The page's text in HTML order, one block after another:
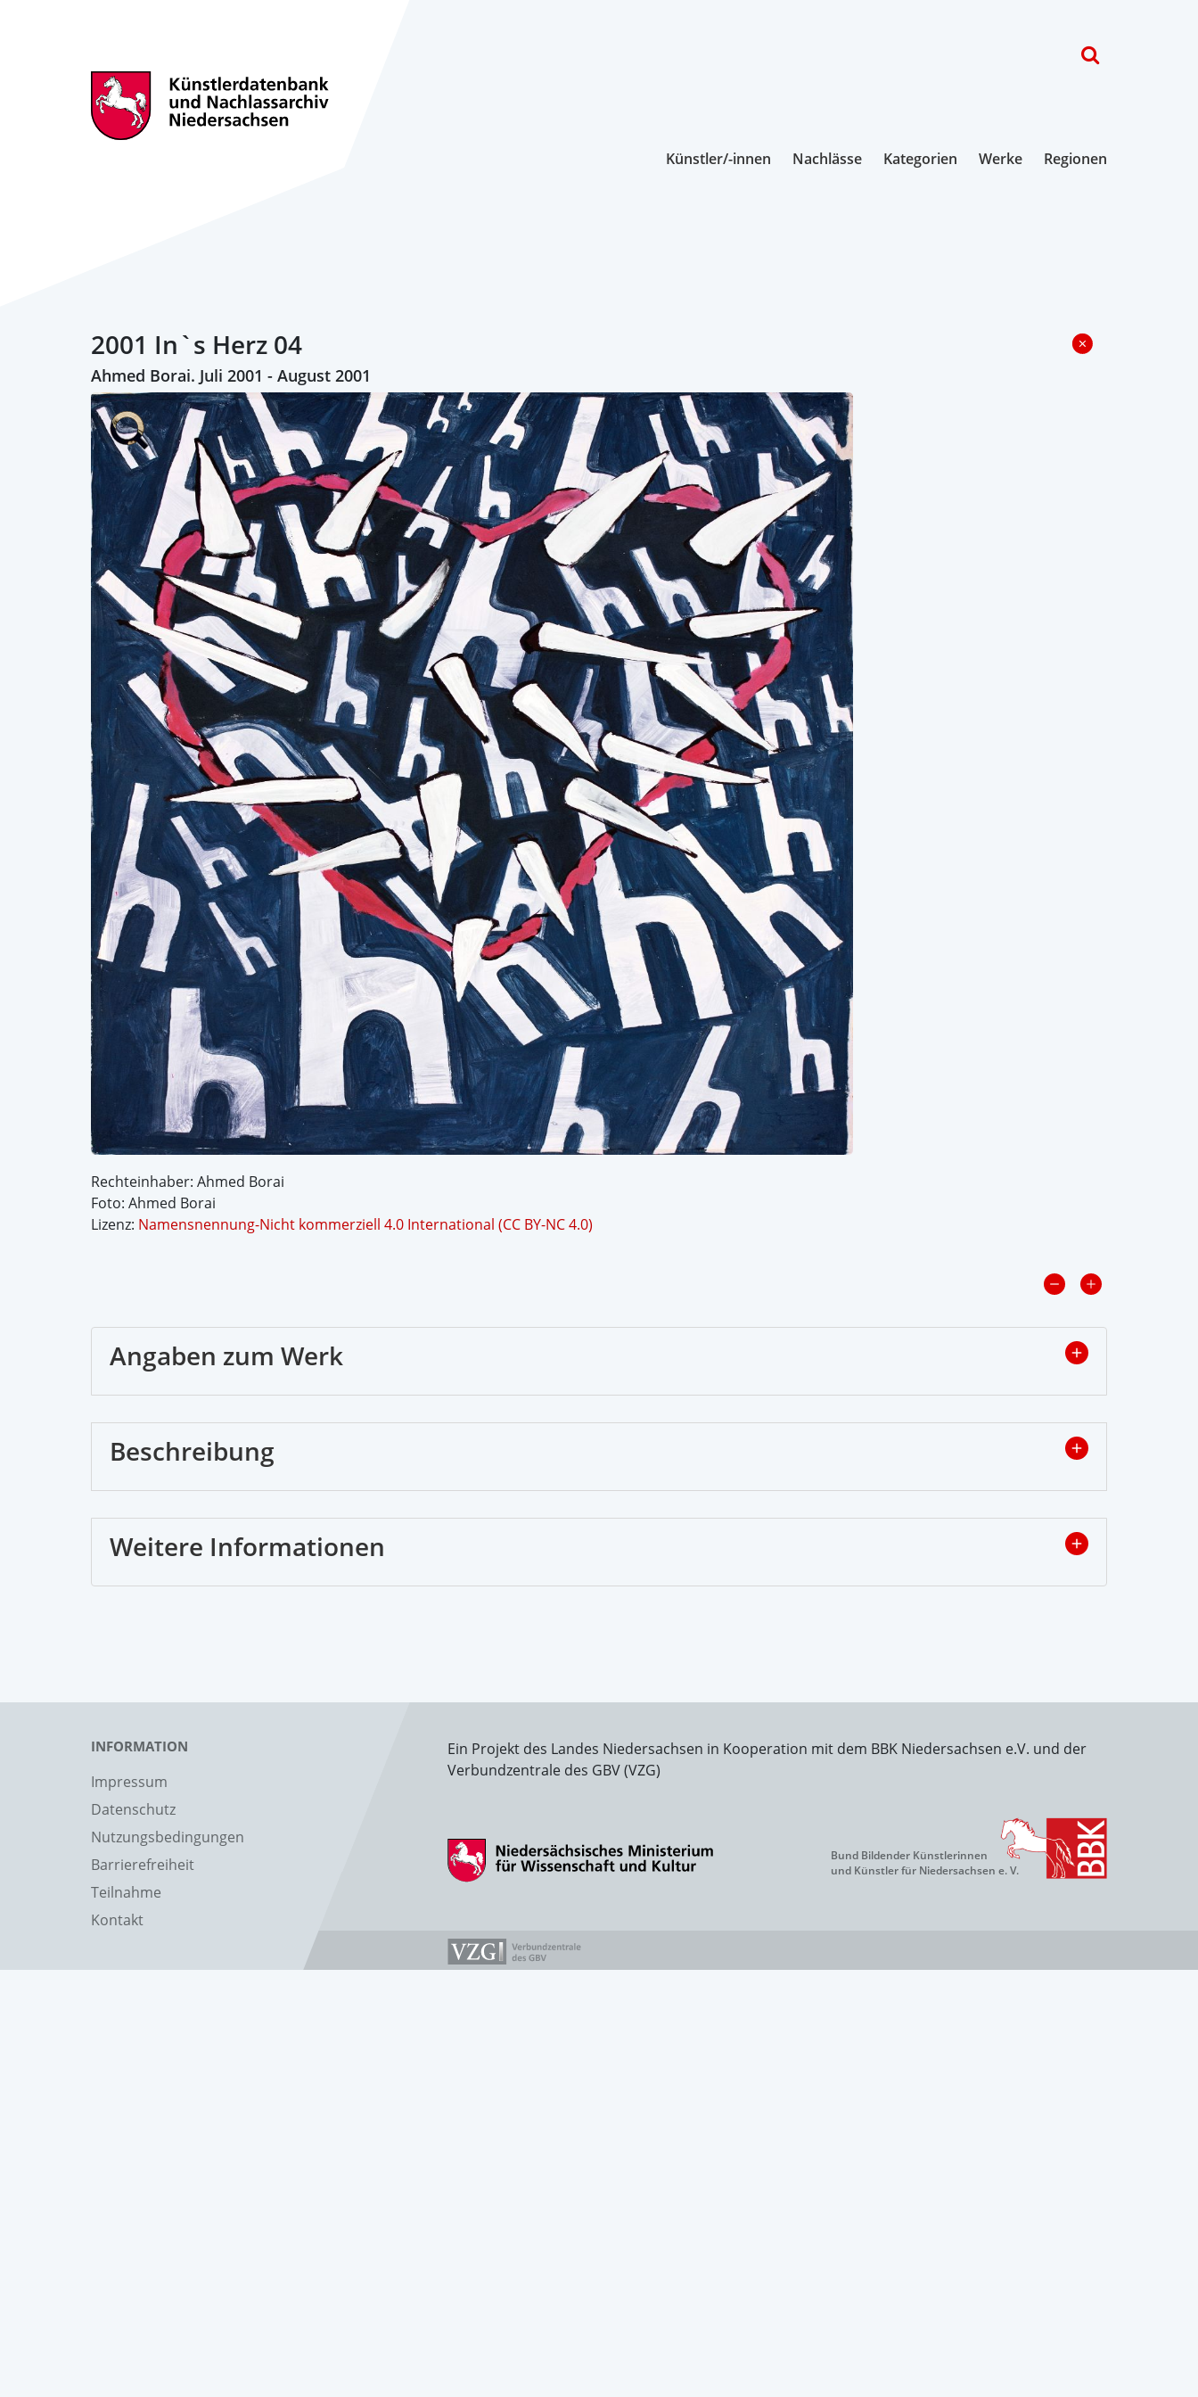
Künstler/-innen Nachlässe Kategorien Werke Regionen
2001 In`s Herz 04
Ahmed Borai. Juli 2001 - August 2001
Rechteinhaber: Ahmed Borai
Foto: Ahmed Borai
Lizenz: Namensnennung-Nicht kommerziell 4.0 International (CC BY-NC 4.0)
Angaben zum Werk
Beschreibung
Weitere Informationen
INFORMATION
Impressum
Datenschutz
Nutzungsbedingungen
Barrierefreiheit
Teilnahme
Kontakt
Ein Projekt des Landes Niedersachsen in Kooperation mit dem BBK Niedersachsen e.V. und der
Verbundzentrale des GBV (VZG)
Bund Bildender Künstlerinnen
und Künstler für Niedersachsen e. V.